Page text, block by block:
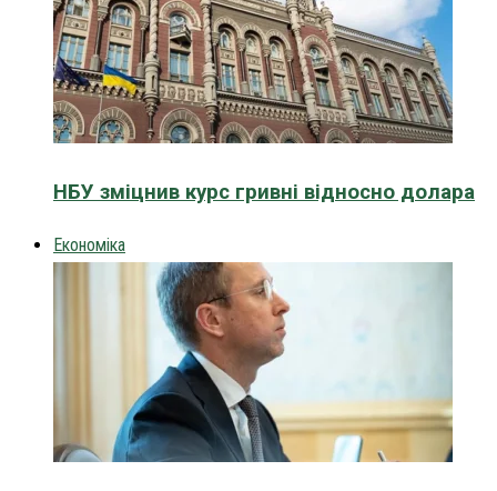
НБУ зміцнив курс гривні відносно долара
Економіка